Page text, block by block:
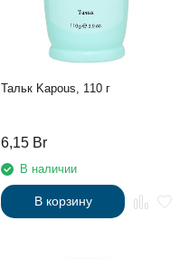
Тальк Kapous, 110 г
6,15 Br
В наличии
В корзину